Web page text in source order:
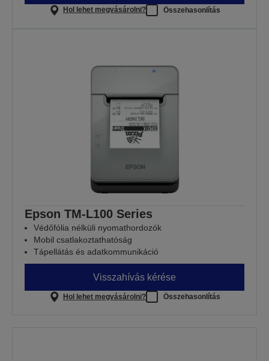
Hol lehet megvásárolni? Összehasonlítás
Epson TM-L100 Series
Védőfólia nélküli nyomathordozók
Mobil csatlakoztathatóság
Tápellátás és adatkommunikáció
Visszahívás kérése
Hol lehet megvásárolni? Összehasonlítás